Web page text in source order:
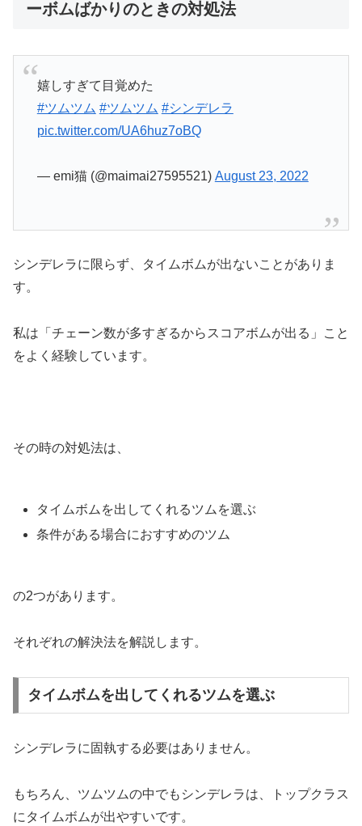
ーボムばかりのときの対処法
嬉しすぎて目覚めた
#ツムツム #ツムツム #シンデレラ
pic.twitter.com/UA6huz7oBQ
— emi猫 (@maimai27595521) August 23, 2022
シンデレラに限らず、タイムボムが出ないことがありま
す。
私は「チェーン数が多すぎるからスコアボムが出る」こと
をよく経験しています。
その時の対処法は、
タイムボムを出してくれるツムを選ぶ
条件がある場合におすすめのツム
の2つがあります。
それぞれの解決法を解説します。
タイムボムを出してくれるツムを選ぶ
シンデレラに固執する必要はありません。
もちろん、ツムツムの中でもシンデレラは、トップクラス
にタイムボムが出やすいです。